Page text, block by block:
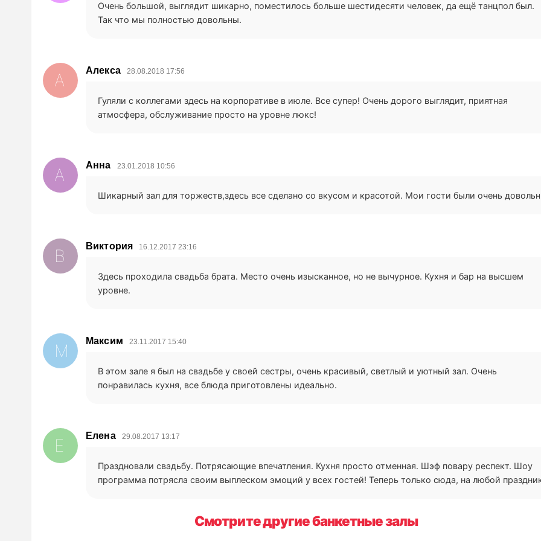
Очень большой, выглядит шикарно, поместилось больше шестидесяти человек, да ещё танцпол был.
Так что мы полностью довольны.
Алекса 28.08.2018 17:56
Гуляли с коллегами здесь на корпоративе в июле. Все супер! Очень дорого выглядит, приятная
атмосфера, обслуживание просто на уровне люкс!
Анна 23.01.2018 10:56
Шикарный зал для торжеств,здесь все сделано со вкусом и красотой. Мои гости были очень
Виктория 16.12.2017 23:16
Здесь проходила свадьба брата. Место очень изысканное, но не вычурное. Кухня и бар на высшем
уровне.
Максим 23.11.2017 15:40
В этом зале я был на свадьбе у своей сестры, очень красивый, светлый и уютный зал. Очень
понравилась кухня, все блюда приготовлены идеально.
Елена 29.08.2017 13:17
Праздновали свадьбу. Потрясающие впечатления. Кухня просто отменная. Шэф повару респект. Шоу
программа потрясла своим выплеском эмоций у всех гостей! Теперь только сюда, на любой
Смотрите другие банкетные залы